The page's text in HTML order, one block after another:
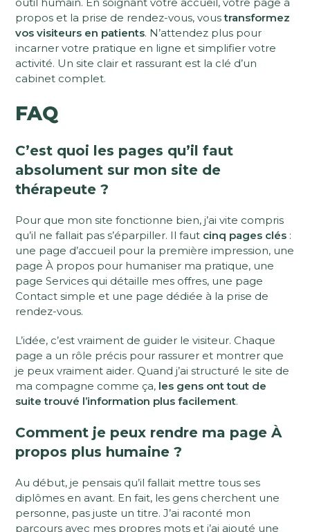
propos et la prise de rendez-vous, voustransformez
vos visiteurs en patients. N’attendez plus pour
incarner votre pratique en ligne et simplifier votre
activité. Un site clair et rassurant est la clé d’un
cabinet complet.
FAQ
C’est quoi les pages qu’il faut
absolument sur mon site de
thérapeute ?
Pour que mon site fonctionne bien, j’ai vite compris
qu’il ne fallait pas s’éparpiller. Il faut cinq pages clés :
une page d’accueil pour la première impression, une
page À propos pour humaniser ma pratique, une
page Services qui détaille mes offres, une page
Contact simple et une page dédiée à la prise de
rendez-vous.
L’idée, c’est vraiment de guider le visiteur. Chaque
page a un rôle précis pour rassurer et montrer que
je peux vraiment aider. Quand j’ai structuré le site de
ma compagne comme ça, les gens ont tout de
suite trouvé l’information plus facilement.
Comment je peux rendre ma page À
propos plus humaine ?
Au début, je pensais qu’il fallait mettre tous ses
diplômes en avant. En fait, les gens cherchent une
personne, pas juste un titre. J’ai raconté mon
parcours avec mes propres mots et j’ai ajouté une